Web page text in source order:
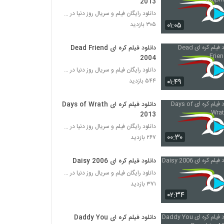
۰۱:۰۵
دانلود رایگان فیلم و سریال روز دنیا در درامافا
۳۰۵ بازدید
۰۱:۴۹
دانلود فیلم کره ای Dead Friend
2004
دانلود رایگان فیلم و سریال روز دنیا در درامافا
۵۴۴ بازدید
۰۰:۳۰
دانلود فیلم کره ای Days of Wrath
2013
دانلود رایگان فیلم و سریال روز دنیا در درامافا
۲۶۷ بازدید
۰۲:۳۴
دانلود فیلم کره ای Daisy 2006
دانلود رایگان فیلم و سریال روز دنیا در درامافا
۳۷۱ بازدید
دانلود فیلم کره ای Daddy You